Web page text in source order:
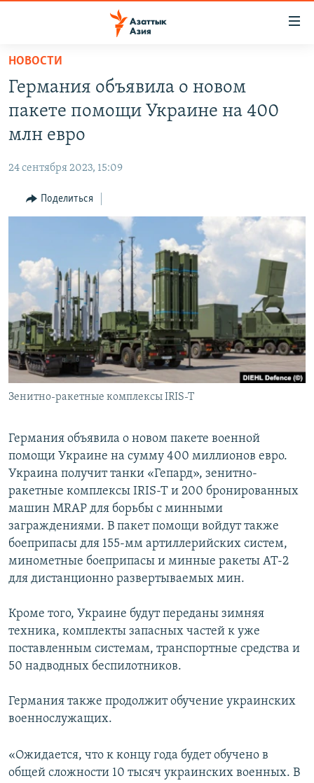
Вернуться
основному
содержанию
главной
навигации
Вернутся
ЦЕНТРАЛЬНАЯ АЗИЯ
КАЗАХСТАН
ТАДЖИКИСТАН
НОВОСТИ
ҚАЗАҚША
КЫРГЫЗЧА
TÜRKMENÇE
Все сайты РСЕ/РС
НОВОСТИ
Германия объявила о новом
пакете помощи Украине на 400
млн евро
24 сентября 2023, 15:09
Поделиться
Зенитно-ракетные комплексы IRIS-T
Германия объявила о новом пакете военной
помощи Украине на сумму 400 миллионов евро.
Украина получит танки «Гепард», зенитно-
ракетные комплексы IRIS-T и 200 бронированных
машин MRAP для борьбы с минными
заграждениями. В пакет помощи войдут также
боеприпасы для 155-мм артиллерийских систем,
минометные боеприпасы и минные ракеты AT-2
для дистанционно развертываемых мин.
Кроме того, Украине будут переданы зимняя
техника, комплекты запасных частей к уже
поставленным системам, транспортные средства и
50 надводных беспилотников.
Германия также продолжит обучение украинских
военнослужащих.
«Ожидается, что к концу года будет обучено в
общей сложности 10 тысяч украинских военных. В